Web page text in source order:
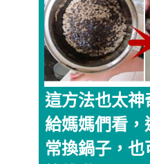
這方法也太神
給媽媽們看，
常換鍋子，